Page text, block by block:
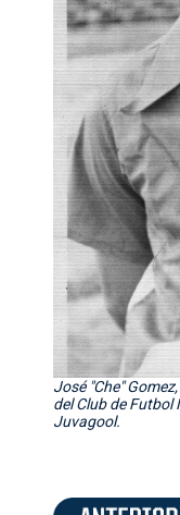
José "Che"
del Club de
Juvagool.